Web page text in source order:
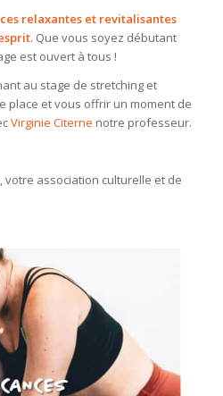
relaxantes et revitalisantes
. Que vous soyez débutant
est ouvert à tous !
au stage de stretching et
place et vous offrir un moment de
Virginie Citerne notre professeur.
votre association culturelle et de